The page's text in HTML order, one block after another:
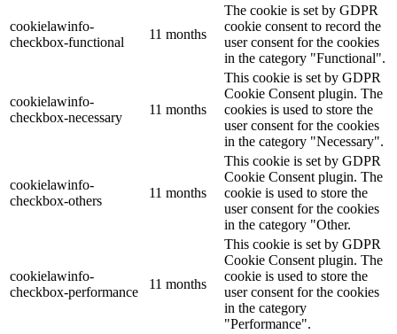
cookielawinfo-
checkbox-functional
11 months
The cookie is set by GDPR
cookie consent to record the
user consent for the cookies
in the category "Functional".
cookielawinfo-
checkbox-necessary
11 months
This cookie is set by GDPR
Cookie Consent plugin. The
cookies is used to store the
user consent for the cookies
in the category "Necessary".
cookielawinfo-
checkbox-others
11 months
This cookie is set by GDPR
Cookie Consent plugin. The
cookie is used to store the
user consent for the cookies
in the category "Other.
cookielawinfo-
checkbox-performance
11 months
This cookie is set by GDPR
Cookie Consent plugin. The
cookie is used to store the
user consent for the cookies
in the category
"Performance".